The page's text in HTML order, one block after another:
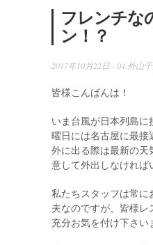
フレンチな
ン！？
2017年10月22日 - 04.外山
皆様こんばんは！
いま台風が日本列島に
曜日には名古屋に最接
外に出る際は最新の天
意して外出しなければ
私たちスタッフは常に
夫なのですが、皆様レ
充分お気を付け下さい